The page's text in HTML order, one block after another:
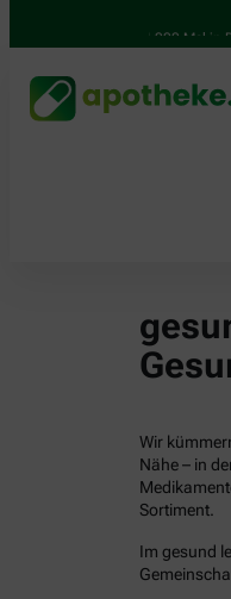
4.000 Mal in
Wir
Nähe – in
Sortiment.
Im gesund